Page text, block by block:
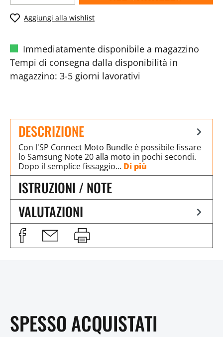
Aggiungi alla wishlist
Immediatamente disponibile a magazzino
Tempi di consegna dalla disponibilità in
magazzino: 3-5 giorni lavorativi
DESCRIZIONE
Con l'SP Connect Moto Bundle è possibile fissare
lo Samsung Note 20 alla moto in pochi secondi.
Dopo il semplice fissaggio… Di più
ISTRUZIONI / NOTE
VALUTAZIONI
SPESSO ACQUISTATI